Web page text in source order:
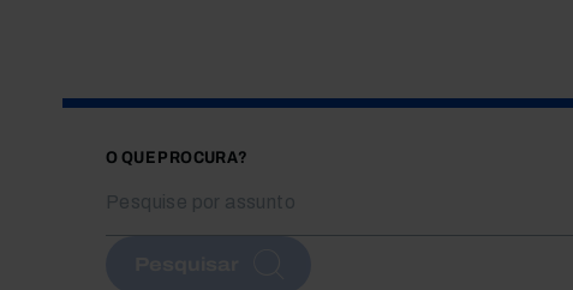
O QUE PROCURA?